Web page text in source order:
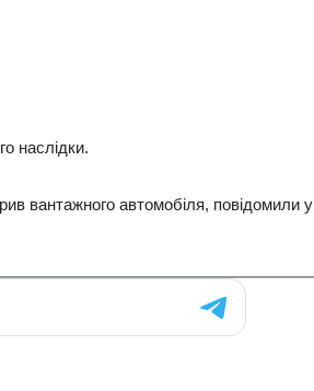
наслідки.
вантажного автомобіля, повідомили у